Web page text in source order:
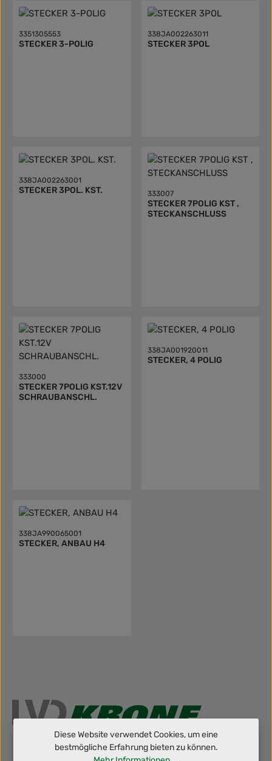
3351305553
STECKER 3-POLIG
338JA002263011
STECKER 3POL
338JA002263001
STECKER 3POL. KST. 333007
STECKER 7POLIG KST ,
STECKANSCHLUSS
333000
STECKER 7POLIG KST.12V
SCHRAUBANSCHL.
338JA001920011
STECKER, 4 POLIG
338JA990065001
STECKER, ANBAU H4
Diese Website verwendet Cookies, um eine
bestmögliche Erfahrung bieten zu können.